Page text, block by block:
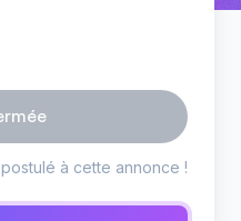
à cette annonce !